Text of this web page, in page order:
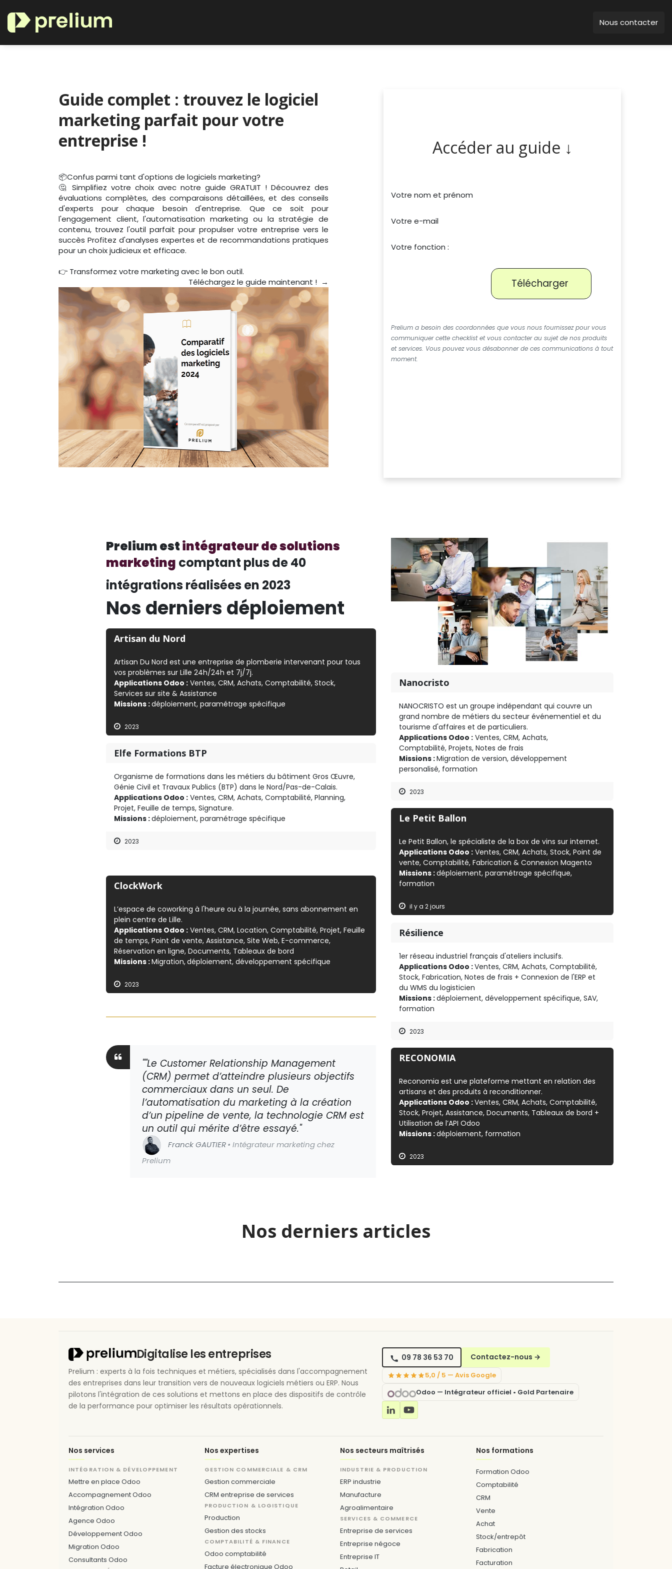
Nous contacter
Guide complet : trouvez le logiciel
marketing parfait pour votre
entreprise !
📦Confus parmi tant d'options de logiciels marketing?
🤔 Simplifiez votre choix avec notre guide GRATUIT ! Découvrez des
évaluations complètes, des comparaisons détaillées, et des conseils
d'experts pour chaque besoin d'entreprise. Que ce soit pour
l'engagement client, l'automatisation marketing ou la stratégie de
contenu, trouvez l'outil parfait pour propulser votre entreprise vers le
succès Profitez d'analyses expertes et de recommandations pratiques
pour un choix judicieux et efficace.
👉 Transformez votre marketing avec le bon outil.
Téléchargez le guide maintenant ! →
Accéder au guide ↓
Votre nom et prénom
Votre e-mail
Votre fonction :
Télécharger
Prelium a besoin des coordonnées que vous nous fournissez pour vous
communiquer cette checklist et vous contacter au sujet de nos produits
et services. Vous pouvez vous désabonner de ces communications à tout
moment.
Prelium estintégrateur de solutions
marketing comptant plus de 40
intégrations réalisées en 2023
Nos derniers déploiement
Artisan du Nord
Artisan Du Nord est une entreprise de plomberie intervenant pour tous
vos problèmes sur Lille 24h/24h et 7j/7j.
Applications Odoo : Ventes, CRM, Achats, Comptabilité, Stock,
Services sur site & Assistance
Missions :déploiement, paramétrage spécifique
2023
Elfe Formations BTP
Organisme de formations dans les métiers du bâtiment Gros Œuvre,
Génie Civil et Travaux Publics (BTP) dans le Nord/Pas-de-Calais.
Applications Odoo : Ventes, CRM, Achats, Comptabilité, Planning,
Projet, Feuille de temps, Signature.
Missions :déploiement, paramétrage spécifique
2023
ClockWork
L’espace de coworking à l'heure ou à la journée, sans abonnement en
plein centre de Lille.
Applications Odoo : Ventes, CRM, Location, Comptabilité, Projet, Feuille
de temps, Point de vente, Assistance, Site Web, E-commerce,
Réservation en ligne, Documents, Tableaux de bord
Missions :Migration,déploiement, développement spécifique
2023
""Le Customer Relationship Management
(CRM) permet d’atteindre plusieurs objectifs
commerciaux dans un seul. De
l’automatisation du marketing à la création
d’un pipeline de vente, la technologie CRM est
un outil qui mérite d’être essayé."
Franck GAUTIER• Intégrateur marketing chez
Prelium
Nanocristo
NANOCRISTO est un groupe indépendant qui couvre un
grand nombre de métiers du secteur événementiel et du
tourisme d'affaires et de particuliers.
Applications Odoo : Ventes, CRM, Achats,
Comptabilité, Projets, Notes de frais
Missions :Migration de version, développement
personalisé, formation
2023
Le Petit Ballon
Le Petit Ballon, le spécialiste de la box de vins sur internet.
Applications Odoo : Ventes, CRM, Achats, Stock, Point de
vente, Comptabilité, Fabrication & Connexion Magento
Missions :déploiement, paramétrage spécifique,
formation
il y a 2 jours
Résilience
1er réseau industriel français d'ateliers inclusifs.
Applications Odoo :Ventes, CRM, Achats, Comptabilité,
Stock, Fabrication, Notes de frais + Connexion de l'ERP et
du WMS du logisticien
Missions :déploiement, développement spécifique, SAV,
formation
2023
RECONOMIA
Reconomia est une plateforme mettant en relation des
artisans et des produits à reconditionner.
Applications Odoo :Ventes, CRM, Achats, Comptabilité,
Stock, Projet, Assistance, Documents, Tableaux de bord +
Utilisation de l’API Odoo
Missions :déploiement, formation
2023
Nos derniers articles
Digitalise les entreprises
Prelium : experts à la fois techniques et métiers, spécialisés dans l'accompagnement
des entreprises dans leur transition vers de nouveaux logiciels métiers ou ERP. Nous
pilotons l'intégration de ces solutions et mettons en place des dispositifs de contrôle
de la performance pour optimiser les résultats opérationnels.
09 78 36 53 70 Contactez-nous →
5,0 / 5 — Avis Google
Odoo — Intégrateur officiel • Gold Partenaire
Nos services
INTÉGRATION & DÉVELOPPEMENT
Mettre en place Odoo
Accompagnement Odoo
Intégration Odoo
Agence Odoo
Développement Odoo
Migration Odoo
Consultants Odoo
Nos expertises
GESTION COMMERCIALE & CRM
Gestion commerciale
CRM entreprise de services
PRODUCTION & LOGISTIQUE
Production
Gestion des stocks
COMPTABILITÉ & FINANCE
Odoo comptabilité
Facture électronique Odoo
Nos secteurs maîtrisés
INDUSTRIE & PRODUCTION
ERP industrie
Manufacture
Agroalimentaire
SERVICES & COMMERCE
Entreprise de services
Entreprise négoce
Entreprise IT
Nos formations
Formation Odoo
Comptabilité
CRM
Vente
Achat
Stock/entrepôt
Fabrication
Facturation